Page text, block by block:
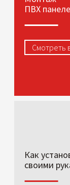
ПВХ
Смотреть
Как
своими